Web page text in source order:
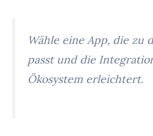
Wähle eine App, die zu
passt und die
Ökosystem erleichtert.